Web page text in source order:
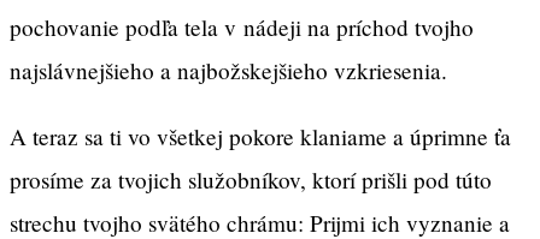
pochovanie podľa tela v nádeji na príchod tvojho
najslávnejšieho a najbožskejšieho vzkriesenia.
A teraz sa ti vo všetkej pokore klaniame a úprimne ťa
prosíme za tvojich služobníkov, ktorí prišli pod túto
strechu tvojho svätého chrámu: Prijmi ich vyznanie a